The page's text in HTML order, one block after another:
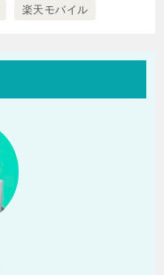
楽天モバイル